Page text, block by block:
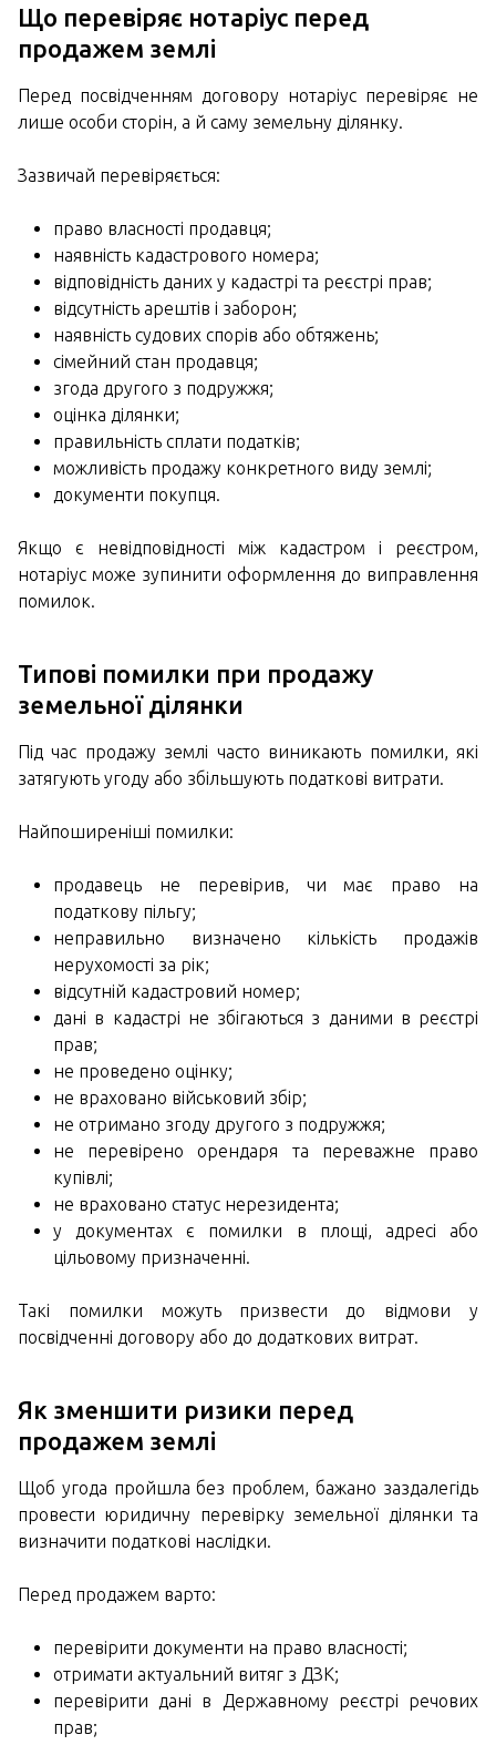
Що перевіряє нотаріус перед
продажем землі
Перед посвідченням договору нотаріус перевіряє не
лише особи сторін, а й саму земельну ділянку.
Зазвичай перевіряється:
право власності продавця;
наявність кадастрового номера;
відповідність даних у кадастрі та реєстрі прав;
відсутність арештів і заборон;
наявність судових спорів або обтяжень;
сімейний стан продавця;
згода другого з подружжя;
оцінка ділянки;
правильність сплати податків;
можливість продажу конкретного виду землі;
документи покупця.
Якщо є невідповідності між кадастром і реєстром,
нотаріус може зупинити оформлення до виправлення
помилок.
Типові помилки при продажу
земельної ділянки
Під час продажу землі часто виникають помилки, які
затягують угоду або збільшують податкові витрати.
Найпоширеніші помилки:
продавець не перевірив, чи має право на
податкову пільгу;
неправильно визначено кількість продажів
нерухомості за рік;
відсутній кадастровий номер;
дані в кадастрі не збігаються з даними в реєстрі
прав;
не проведено оцінку;
не враховано військовий збір;
не отримано згоду другого з подружжя;
не перевірено орендаря та переважне право
купівлі;
не враховано статус нерезидента;
у документах є помилки в площі, адресі або
цільовому призначенні.
Такі помилки можуть призвести до відмови у
посвідченні договору або до додаткових витрат.
Як зменшити ризики перед
продажем землі
Щоб угода пройшла без проблем, бажано заздалегідь
провести юридичну перевірку земельної ділянки та
визначити податкові наслідки.
Перед продажем варто:
перевірити документи на право власності;
отримати актуальний витяг з ДЗК;
перевірити дані в Державному реєстрі речових
прав;